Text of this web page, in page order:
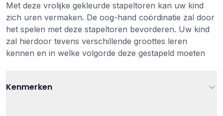
Met deze vrolijke gekleurde stapeltoren kan uw kind
zich uren vermaken. De oog-hand coördinatie zal door
het spelen met deze stapeltoren bevorderen. Uw kind
zal hierdoor tevens verschillende groottes leren
kennen en in welke volgorde deze gestapeld moeten
Kenmerken